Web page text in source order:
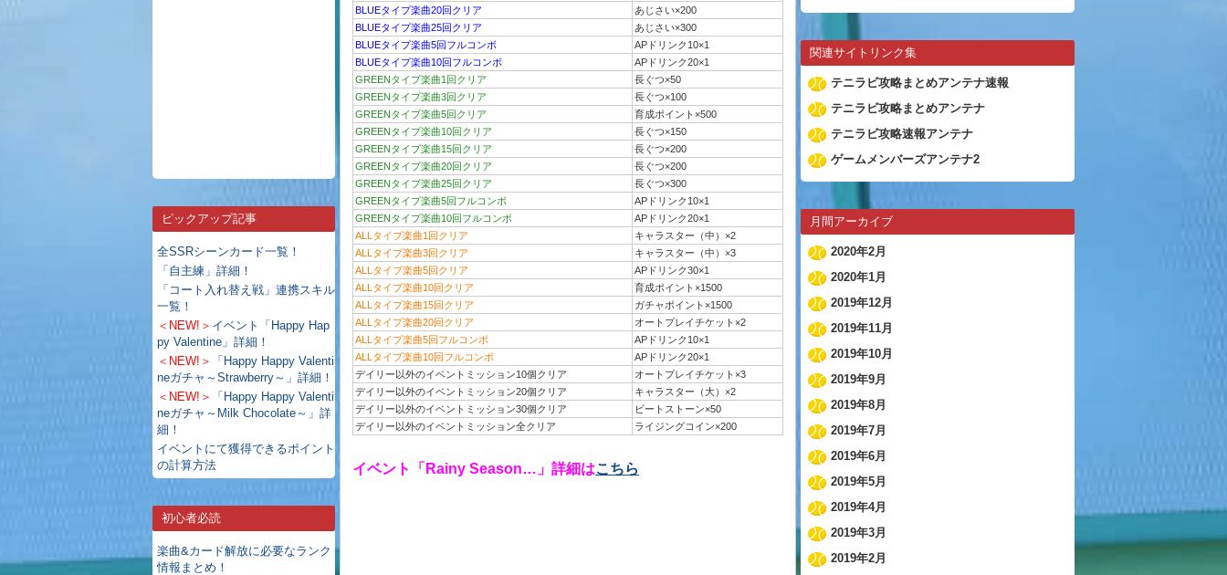
ピックアップ記事
全SSRシーンカード一覧！
「自主練」詳細！
「コート入れ替え戦」連携スキル
一覧！
＜NEW!＞ イベント「Happy Hap
py Valentine」詳細！
＜NEW!＞
「Happy Happy Valenti
neガチャ～Strawberry～」詳細！
＜NEW!＞
「Happy Happy Valenti
neガチャ～Milk Chocolate～」詳
細！
イベントにて獲得できるポイント
の計算方法
初心者必読
楽曲&カード解放に必要なランク
情報まとめ！
BLUEタイプ楽曲20回クリア
あじさい×200
BLUEタイプ楽曲25回クリア
あじさい×300
BLUEタイプ楽曲5回フルコンボ
APドリンク10×1
BLUEタイプ楽曲10回フルコンボ
APドリンク20×1
GREENタイプ楽曲1回クリア
長ぐつ×50
GREENタイプ楽曲3回クリア
長ぐつ×100
GREENタイプ楽曲5回クリア
育成ポイント×500
GREENタイプ楽曲10回クリア
長ぐつ×150
GREENタイプ楽曲15回クリア
長ぐつ×200
GREENタイプ楽曲20回クリア
長ぐつ×200
GREENタイプ楽曲25回クリア
長ぐつ×300
GREENタイプ楽曲5回フルコンボ
APドリンク10×1
GREENタイプ楽曲10回フルコンボ
APドリンク20×1
ALLタイプ楽曲1回クリア
キャラスター（中）×2
ALLタイプ楽曲3回クリア
キャラスター（中）×3
ALLタイプ楽曲5回クリア
APドリンク30×1
ALLタイプ楽曲10回クリア
育成ポイント×1500
ALLタイプ楽曲15回クリア
ガチャポイント×1500
ALLタイプ楽曲20回クリア
オートプレイチケット×2
ALLタイプ楽曲5回フルコンボ
APドリンク10×1
ALLタイプ楽曲10回フルコンボ
APドリンク20×1
デイリー以外のイベントミッション10個クリア
オートプレイチケット×3
デイリー以外のイベントミッション20個クリア
キャラスター（大）×2
デイリー以外のイベントミッション30個クリア
ビートストーン×50
デイリー以外のイベントミッション全クリア
ライジングコイン×200
イベント「Rainy Season…」詳細はこちら
関連サイトリンク集
テニラビ攻略まとめアンテナ速報
テニラビ攻略まとめアンテナ
テニラビ攻略速報アンテナ
ゲームメンバーズアンテナ2
月間アーカイブ
2020年2月
2020年1月
2019年12月
2019年11月
2019年10月
2019年9月
2019年8月
2019年7月
2019年6月
2019年5月
2019年4月
2019年3月
2019年2月